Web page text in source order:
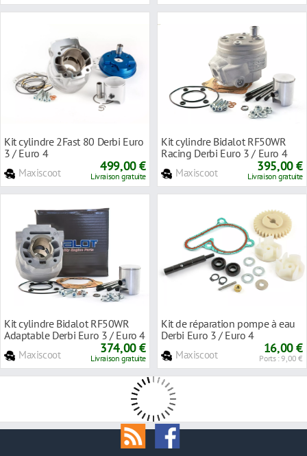
Kit cylindre 2Fast 80 Derbi Euro
3 / Euro 4
Maxiscoot 499,00 €
Livraison gratuite
Kit cylindre Bidalot RF50WR
Racing Derbi Euro 3 / Euro 4
Maxiscoot 395,00 €
Livraison gratuite
Kit cylindre Bidalot RF50WR
Adaptable Derbi Euro 3 / Euro 4
Maxiscoot 374,00 €
Livraison gratuite
Kit de réparation pompe à eau
Derbi Euro 3 / Euro 4
Maxiscoot 16,00 €
Ports : 9,00 €